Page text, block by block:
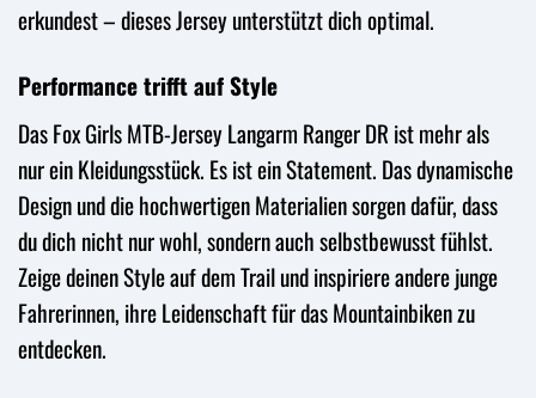
erkundest – dieses Jersey unterstützt dich optimal.
Performance trifft auf Style
Das Fox Girls MTB-Jersey Langarm Ranger DR ist mehr als
nur ein Kleidungsstück. Es ist ein Statement. Das dynamische
Design und die hochwertigen Materialien sorgen dafür, dass
du dich nicht nur wohl, sondern auch selbstbewusst fühlst.
Zeige deinen Style auf dem Trail und inspiriere andere junge
Fahrerinnen, ihre Leidenschaft für das Mountainbiken zu
entdecken.